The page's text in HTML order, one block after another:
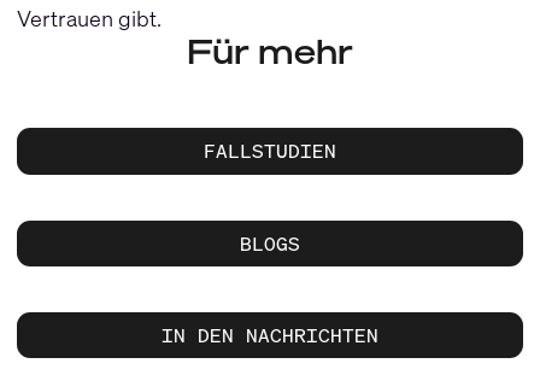
Vertrauen gibt.
Für mehr
FALLSTUDIEN
BLOGS
IN DEN NACHRICHTEN